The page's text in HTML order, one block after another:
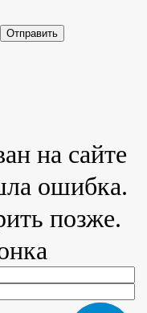
Отправить
на сайте
ошибка.
позже.